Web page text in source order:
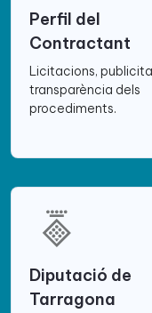
Perfil del
Contractant
Licitacions,
transparència dels
procediments.
Diputació de
Tarragona